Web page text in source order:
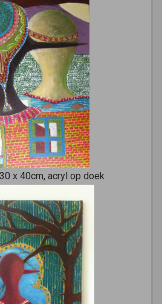
x 40cm, acryl op doek